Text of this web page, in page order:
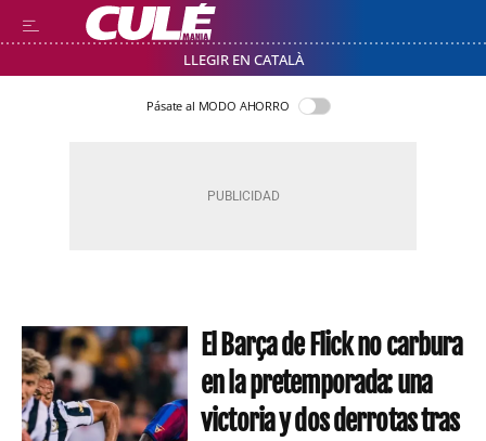
LLEGIR EN CATALÀ
Pásate al MODO AHORRO
El Barça de Flick no carbura
en la pretemporada: una
victoria y dos derrotas tras